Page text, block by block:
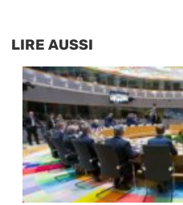
LIRE AUSSI